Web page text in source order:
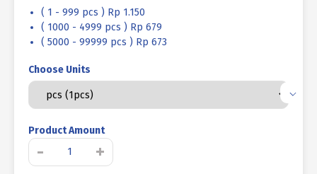
( 1 - 999 pcs ) Rp 1.150
( 1000 - 4999 pcs ) Rp 679
( 5000 - 99999 pcs ) Rp 673
Choose Units
Product Amount
-
Kuantitas
+